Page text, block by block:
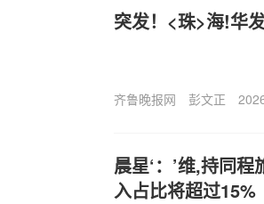
突发！<珠>海!华
齐鲁晚报网 彭文正
晨星‘：’维,持同
入占比将超过15%